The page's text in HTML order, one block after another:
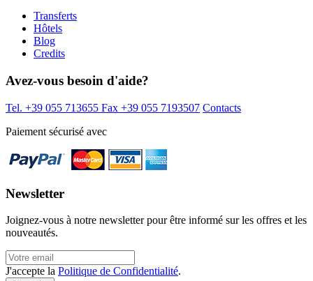
Transferts
Hôtels
Blog
Credits
Avez-vous besoin d'aide?
Tel. +39 055 713655 Fax +39 055 7193507 Contacts
Paiement sécurisé avec
Newsletter
Joignez-vous à notre newsletter pour être informé sur les offres et les
nouveautés.
J'accepte la Politique de Confidentialité.